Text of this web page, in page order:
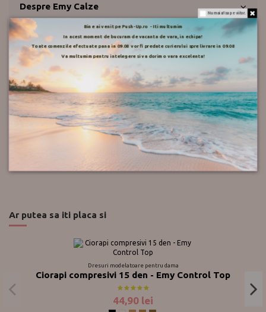
Despre Emy Calze
Mod de livrare
Retur
Push-up.ro
Ar putea sa iti placa si
Dresuri modelatoare pentru dama
Ciorapi compresivi 15 den - Emy Control Top
44,90 lei
Nu mai afisa pe viitor.
Bine ai venit pe Push-Up.ro - Iti multumim
In acest moment de bucuram de vacanta de vara, in echipa!
Toate comenzile efectuate pana in 09.08 vor fi predate curierului spre livrare in 09.08
Va multumim pentru intelegere si va dorim o vara excelenta!